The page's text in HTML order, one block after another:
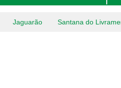
Jaguarão Santana do